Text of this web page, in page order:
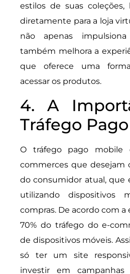
estilos de suas coleções,
diretamente para a loja
não apenas
também melhora a
que oferece uma
acessar os produtos.
4. A
Tráfego
O tráfego pago mobile
commerces que desejam
do consumidor atual, que
utilizando dispositivos
compras. De acordo com a
70% do tráfego do e-
de dispositivos móveis.
só ter um site
investir em